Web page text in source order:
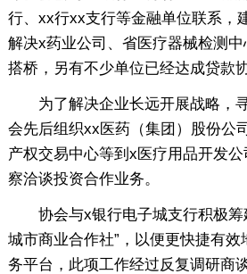
行、xx行xx支行等金融单位联系，
解决x药业公司、省医疗器械检测
搭桥，另有不少单位已经达成贷款协
为了解决企业长远开展战略，
会先后组织xx医药（集团）股份公
产权交易中心等到x医疗用品开发
察洽谈投资合作业务。
协会与x银行电子城支行积极筹
城市商业合作社”，以便更快捷有效
务平台，此项工作经过反复调研商